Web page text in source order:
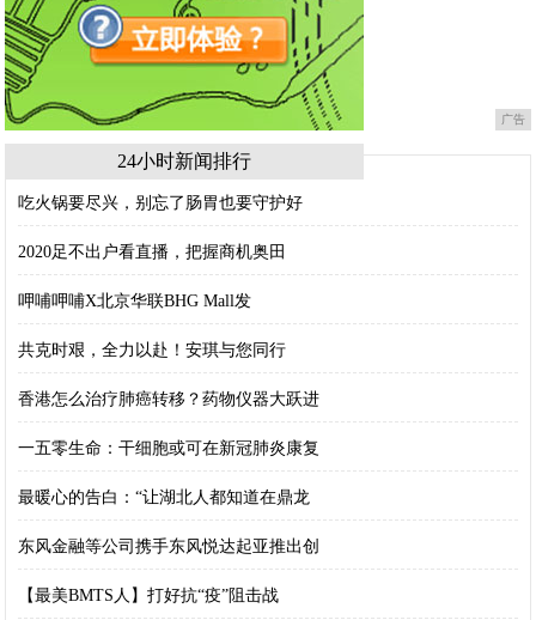
广告
24小时新闻排行
吃火锅要尽兴，别忘了肠胃也要守护好
2020足不出户看直播，把握商机奥田
呷哺呷哺X北京华联BHG Mall发
共克时艰，全力以赴！安琪与您同行
香港怎么治疗肺癌转移？药物仪器大跃进
一五零生命：干细胞或可在新冠肺炎康复
最暖心的告白：“让湖北人都知道在鼎龙
东风金融等公司携手东风悦达起亚推出创
【最美BMTS人】打好抗“疫”阻击战